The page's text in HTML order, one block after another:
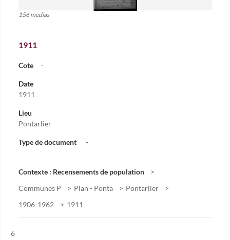
156 medias
1911
Cote -
Date
1911
Lieu
Pontarlier
Type de document -
Contexte : Recensements de population
Communes P
Plan - Ponta
Pontarlier
1906-1962
1911
Résultat n°
6